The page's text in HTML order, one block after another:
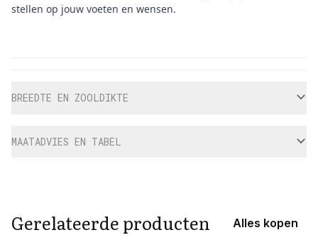
stellen op jouw voeten en wensen.
BREEDTE EN ZOOLDIKTE
MAATADVIES EN TABEL
Gerelateerde producten Alles kopen